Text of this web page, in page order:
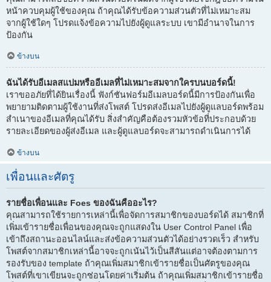
หน้าควบคุมผู้ใช้ของคุณ ถ้าคุณได้รับข้อความส่วนตัวที่ไม่เหมาะสม
จากผู้ใช้ใดๆ โปรดแจ้งข้อความไปยังผู้ดูแลระบบ เขามีอำนาจในการ
ป้องกัน
ข้างบน
ฉันได้รับอีเมลสแปมหรืออีเมลที่ไม่เหมาะสมจากใครบนบอร์ดนี้!
เราขออภัยที่ได้ยินเรื่องนี้ ฟังก์ชันฟอร์มอีเมลบอร์ดนี้มีการป้องกันเพื่อ
พยายามติดตามผู้ใช้งานที่ส่งโพสต์ โปรดส่งอีเมลไปยังผู้ดูแลบอร์ดพร้อม
สำเนาของอีเมลที่คุณได้รับ สิ่งสำคัญคือต้องรวมหัวข้อที่ประกอบด้วย
รายละเอียดของผู้ส่งอีเมล และผู้ดูแลบอร์ดจะสามารถดำเนินการได้
ข้างบน
เพื่อนและศัตรู
รายชื่อเพื่อนและ Foes ของฉันคืออะไร?
คุณสามารถใช้รายการเหล่านี้เพื่อจัดการสมาชิกของบอร์ดได้ สมาชิกที่
เพิ่มเข้ารายชื่อเพื่อนของคุณจะถูกแสดงใน User Control Panel เพื่อ
เข้าถึงสถานะออนไลน์และส่งข้อความส่วนตัวได้อย่างรวดเร็ว สำหรับ
โพสต์จากสมาชิกเหล่านี้อาจจะถูกเน้นไว้เป็นสีสันแต่อาจต้องตามการ
รองรับของ template ถ้าคุณเพิ่มสมาชิกเข้ารายชื่อเป็นศัตรูของคุณ
โพสต์ที่เขาเขียนจะถูกซ่อนโดยค่าเริ่มต้น ถ้าคุณเพิ่มสมาชิกเข้ารายชื่อ